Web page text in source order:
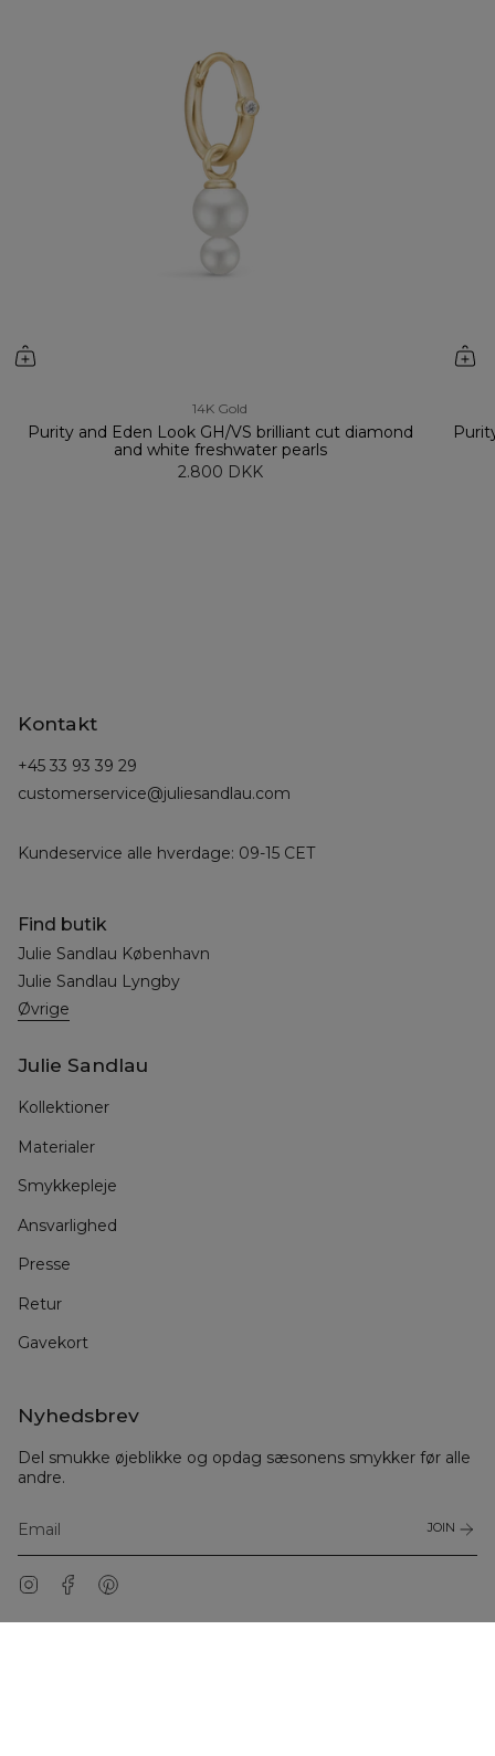
14K Gold
Purity and Eden Look GH/VS brilliant cut diamond
and white freshwater pearls
2.800 DKK
Kontakt
+45 33 93 39 29
customerservice@juliesandlau.com
Kundeservice alle hverdage: 09-15 CET
Find butik
Julie Sandlau København
Julie Sandlau Lyngby
Øvrige
Julie Sandlau
Kollektioner
Materialer
Smykkepleje
Ansvarlighed
Presse
Retur
Gavekort
Nyhedsbrev
Del smukke øjeblikke og opdag sæsonens smykker før alle
andre.
JOIN
InstagramFacebook